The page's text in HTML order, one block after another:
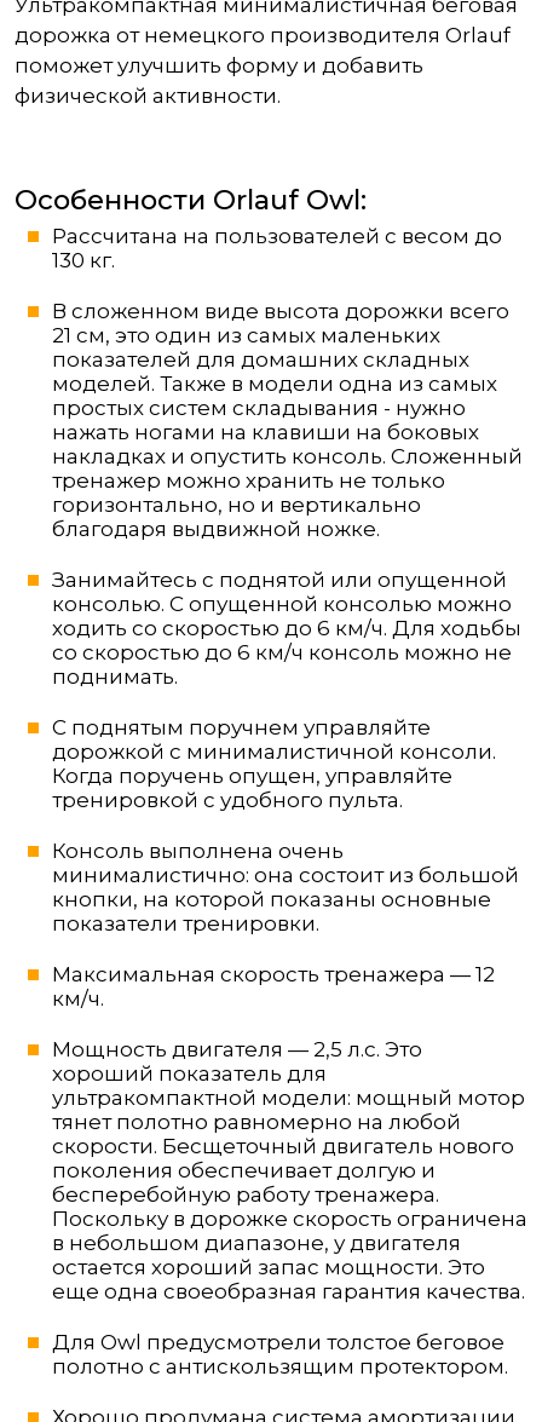
Ультракомпактная минималистичная беговая
дорожка от немецкого производителя Orlauf
поможет улучшить форму и добавить
физической активности.
Особенности Orlauf Owl:
Рассчитана на пользователей с весом до
130 кг.
В сложенном виде высота дорожки всего
21 см, это один из самых маленьких
показателей для домашних складных
моделей. Также в модели одна из самых
простых систем складывания - нужно
нажать ногами на клавиши на боковых
накладках и опустить консоль. Сложенный
тренажер можно хранить не только
горизонтально, но и вертикально
благодаря выдвижной ножке.
Занимайтесь с поднятой или опущенной
консолью. С опущенной консолью можно
ходить со скоростью до 6 км/ч. Для ходьбы
со скоростью до 6 км/ч консоль можно не
поднимать.
С поднятым поручнем управляйте
дорожкой с минималистичной консоли.
Когда поручень опущен, управляйте
тренировкой с удобного пульта.
Консоль выполнена очень
минималистично: она состоит из большой
кнопки, на которой показаны основные
показатели тренировки.
Максимальная скорость тренажера — 12
км/ч.
Мощность двигателя — 2,5 л.с. Это
хороший показатель для
ультракомпактной модели: мощный мотор
тянет полотно равномерно на любой
скорости. Бесщеточный двигатель нового
поколения обеспечивает долгую и
бесперебойную работу тренажера.
Поскольку в дорожке скорость ограничена
в небольшом диапазоне, у двигателя
остается хороший запас мощности. Это
еще одна своеобразная гарантия качества.
Для Owl предусмотрели толстое беговое
полотно с антискользящим протектором.
Хорошо продумана система амортизации